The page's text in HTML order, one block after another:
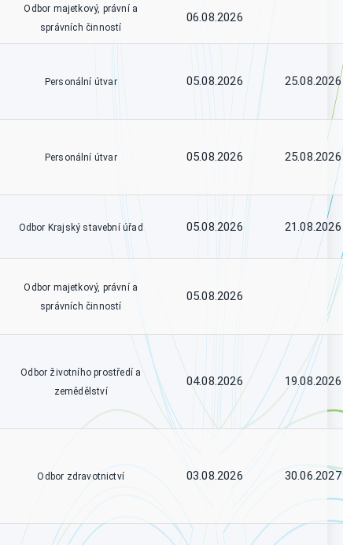
Odbor majetkový, právní a
správních činností
06.08.2026
Personální útvar 05.08.2026 25.08.2026
Personální útvar 05.08.2026 25.08.2026
Odbor Krajský stavební úřad 05.08.2026 21.08.2026
Odbor majetkový, právní a
správních činností
05.08.2026
Odbor životního prostředí a
zemědělství
04.08.2026 19.08.2026
Odbor zdravotnictví 03.08.2026 30.06.2027